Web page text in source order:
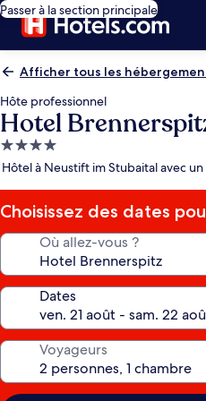
Passer à la section principale
Afficher tous les
Hôte professionnel
Hotel
Hébergement
4.0 étoiles
Hôtel à Neustift im Stubaital avec
Choisissez des dates
Où allez-vous ?
Dates
Voyageurs